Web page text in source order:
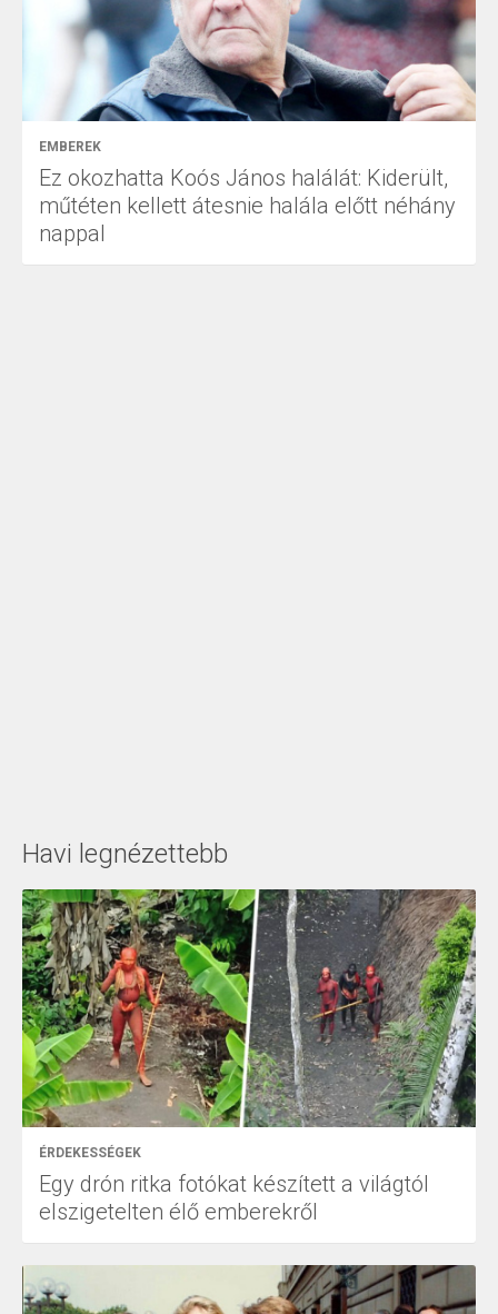
EMBEREK
Ez okozhatta Koós János halálát: Kiderült,
műtéten kellett átesnie halála előtt néhány
nappal
Havi legnézettebb
ÉRDEKESSÉGEK
Egy drón ritka fotókat készített a világtól
elszigetelten élő emberekről